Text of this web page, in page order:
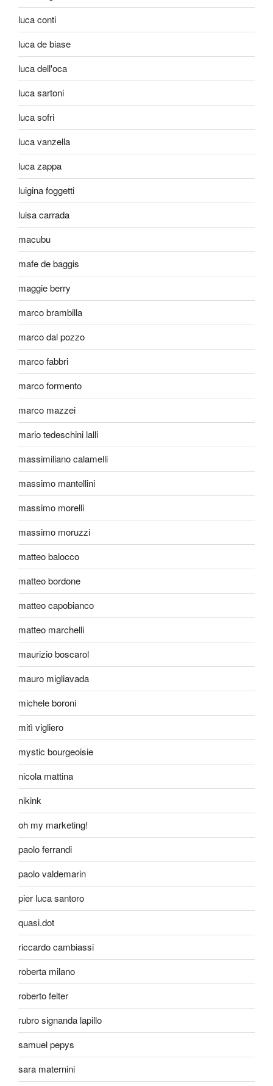
luca conti
luca de biase
luca dell'oca
luca sartoni
luca sofri
luca vanzella
luca zappa
luigina foggetti
luisa carrada
macubu
mafe de baggis
maggie berry
marco brambilla
marco dal pozzo
marco fabbri
marco formento
marco mazzei
mario tedeschini lalli
massimiliano calamelli
massimo mantellini
massimo morelli
massimo moruzzi
matteo balocco
matteo bordone
matteo capobianco
matteo marchelli
maurizio boscarol
mauro migliavada
michele boroni
mitì vigliero
mystic bourgeoisie
nicola mattina
nikink
oh my marketing!
paolo ferrandi
paolo valdemarin
pier luca santoro
quasi.dot
riccardo cambiassi
roberta milano
roberto felter
rubro signanda lapillo
samuel pepys
sara maternini